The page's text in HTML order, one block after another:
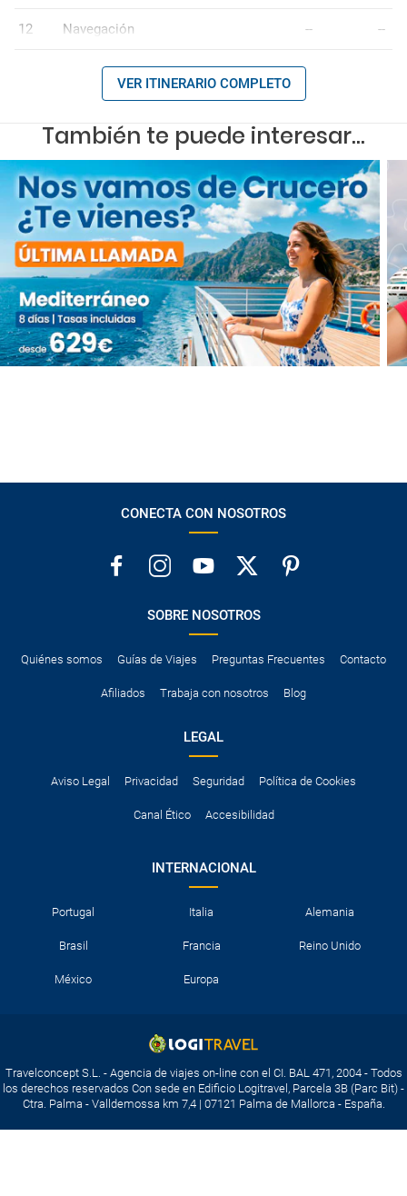
12 Navegación -- --
VER ITINERARIO COMPLETO
También te puede interesar...
CONECTA CON NOSOTROS
SOBRE NOSOTROS
Quiénes somos Guías de Viajes Preguntas Frecuentes Contacto
Afiliados Trabaja con nosotros Blog
LEGAL
Aviso Legal Privacidad Seguridad Política de Cookies
Canal Ético Accesibilidad
INTERNACIONAL
Portugal Italia Alemania
Brasil Francia Reino Unido
México Europa
Travelconcept S.L. - Agencia de viajes on-line con el CI. BAL 471, 2004 - Todos
los derechos reservados Con sede en Edificio Logitravel, Parcela 3B (Parc Bit) -
Ctra. Palma - Valldemossa km 7,4 | 07121 Palma de Mallorca - España.